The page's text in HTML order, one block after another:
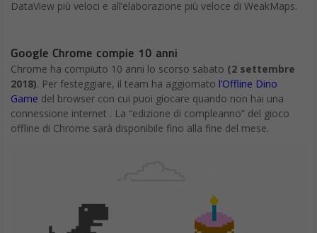
DataView più veloci e all’elaborazione più veloce di WeakMaps.
Google Chrome compie 10 anni
Chrome ha compiuto 10 anni lo scorso sabato (2 settembre
2018). Per festeggiare, il team ha aggiornato l’Offline Dino
Game del browser con cui puoi giocare quando non hai una
connessione internet . La “edizione di compleanno” del gioco
offline di Chrome sarà disponibile fino alla fine del mese.